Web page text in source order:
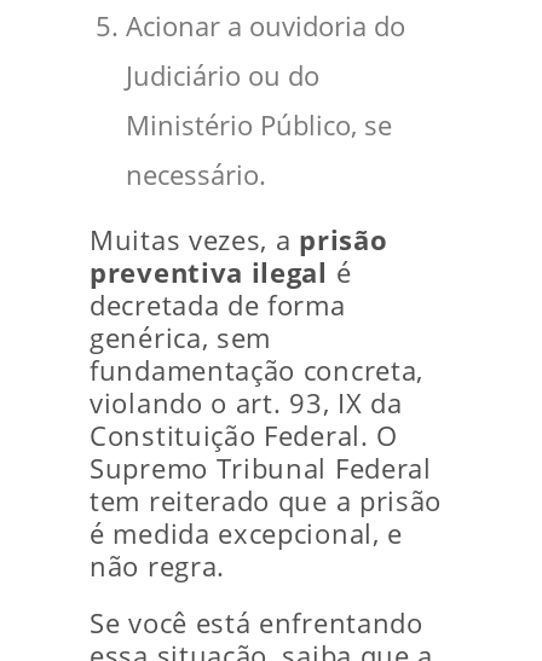
Acionar a ouvidoria do
Judiciário ou do
Ministério Público, se
necessário.
Muitas vezes, a prisão
preventiva ilegal é
decretada de forma
genérica, sem
fundamentação concreta,
violando o art. 93, IX da
Constituição Federal. O
Supremo Tribunal Federal
tem reiterado que a prisão
é medida excepcional, e
não regra.
Se você está enfrentando